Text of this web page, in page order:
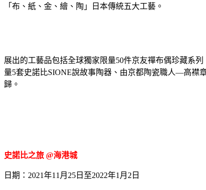
「布、紙、金、繪、陶」日本傳統五大工藝。
展出的工藝品包括全球獨家限量50件京友禪布偶珍藏系
量5套史諾比SIONE說故事陶器、由京都陶瓷職人—高襟
歸。
史諾比之旅 @海港城
日期：2021年11月25日至2022年1月2日